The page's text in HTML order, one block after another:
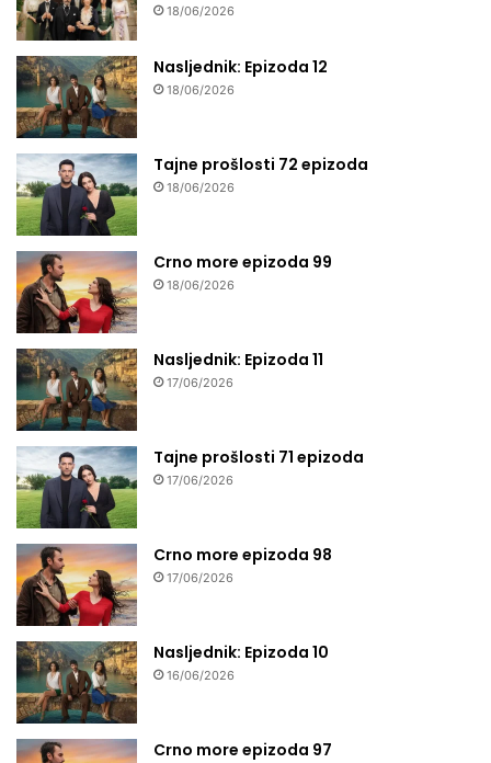
18/06/2026
Nasljednik: Epizoda 12
18/06/2026
Tajne prošlosti 72 epizoda
18/06/2026
Crno more epizoda 99
18/06/2026
Nasljednik: Epizoda 11
17/06/2026
Tajne prošlosti 71 epizoda
17/06/2026
Crno more epizoda 98
17/06/2026
Nasljednik: Epizoda 10
16/06/2026
Crno more epizoda 97